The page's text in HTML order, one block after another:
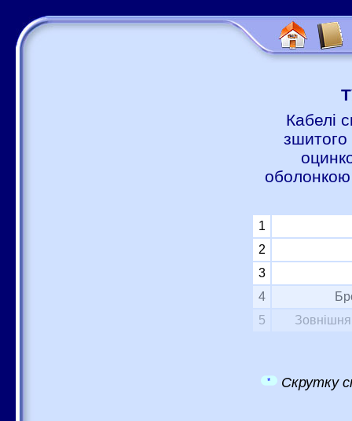
Кабелі
зшитого
оболонкою
1
2
3
4
5
* Скрутку